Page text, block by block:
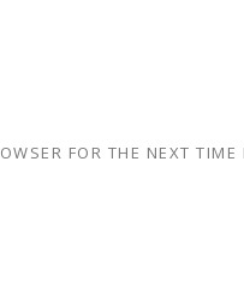
FOR THE NEXT TIME